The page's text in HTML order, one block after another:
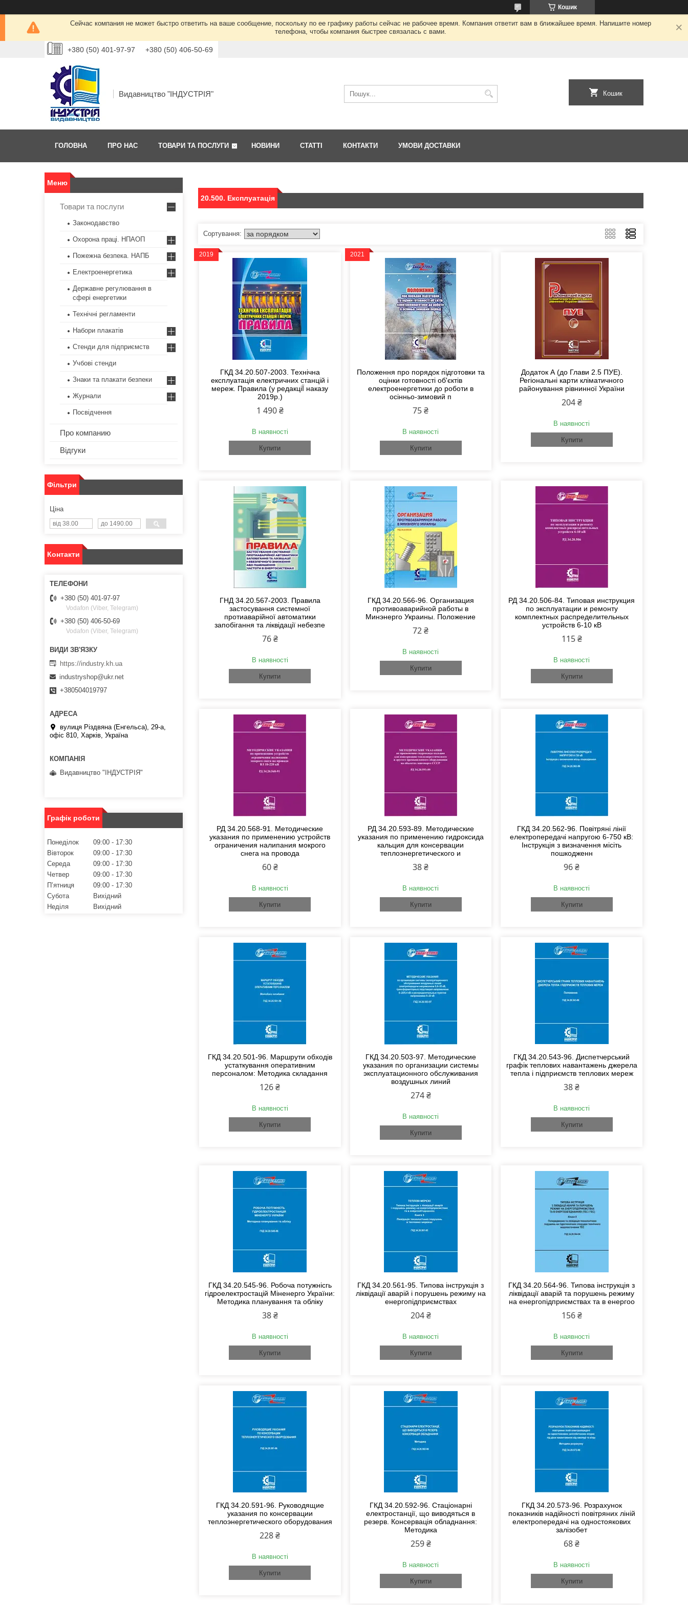
Кошик
Сейчас компания не может быстро ответить на ваше сообщение, поскольку по ее графику работы сейчас не рабочее время. Компания ответит вам в ближайшее время. Напишите номер
телефона, чтобы компания быстрее связалась с вами.
+380 (50) 401-97-97 +380 (50) 406-50-69
Видавництво "ІНДУСТРІЯ" Кошик
ГОЛОВНА ПРО НАС ТОВАРИ ТА ПОСЛУГИ НОВИНИ СТАТТІ КОНТАКТИ УМОВИ ДОСТАВКИ
20.500. Експлуатація
2019
ГКД 34.20.507-2003. Технічна
експлуатація електричних станцій і
мереж. Правила (у редакціЇ наказу
2019р.)
1 490 ₴
В наявності
Купити
2021
Положення про порядок підготовки та
оцінки готовності об'єктів
електроенергетики до роботи в
осінньо-зимовий п
75 ₴
В наявності
Купити
Додаток А (до Глави 2.5 ПУЕ).
Регіональні карти кліматичного
районування рівнинної України
204 ₴
В наявності
Купити
ГНД 34.20.567-2003. Правила
застосування системної
протиаварійної автоматики
запобігання та ліквідації небезпе
76 ₴
В наявності
Купити
ГКД 34.20.566-96. Организация
противоаварийной работы в
Минэнерго Украины. Положение
72 ₴
В наявності
Купити
РД 34.20.506-84. Типовая инструкция
по эксплуатации и ремонту
комплектных распределительных
устройств 6-10 кВ
115 ₴
В наявності
Купити
РД 34.20.568-91. Методические
указания по применению устройств
ограничения налипания мокрого
снега на провода
60 ₴
В наявності
Купити
РД 34.20.593-89. Методические
указания по применению гидроксида
кальция для консервации
теплоэнергетического и
38 ₴
В наявності
Купити
ГКД 34.20.562-96. Повітряні лінії
електропередачі напругою 6-750 кВ:
Інструкція з визначення місіть
пошкодженн
96 ₴
В наявності
Купити
ГКД 34.20.501-96. Маршрути обходів
устаткування оперативним
персоналом: Методика складання
126 ₴
В наявності
Купити
ГКД 34.20.503-97. Методические
указания по организации системы
эксплуатационного обслуживания
воздушных линий
274 ₴
В наявності
Купити
ГКД 34.20.543-96. Диспетчерський
графік теплових навантажень джерела
тепла і підприємств теплових мереж
38 ₴
В наявності
Купити
ГКД 34.20.545-96. Робоча потужнісгь
гідроелектростацій Міненерго України:
Методика планування та обліку
38 ₴
В наявності
Купити
ГКД 34.20.561-95. Типова інструкція з
ліквідації аварій і порушень режиму на
енергопідприємствах
204 ₴
В наявності
Купити
ГКД 34.20.564-96. Типова інструкція з
ліквідації аварій та порушень режиму
на енергопідприємствах та в енергоо
156 ₴
В наявності
Купити
ГКД 34.20.591-96. Руководящие
указания по консервации
теплоэнергетического оборудования
228 ₴
В наявності
Купити
ГКД 34.20.592-96. Стаціонарні
електростанції, що виводяться в
резерв. Консервація обладнання:
Методика
259 ₴
В наявності
Купити
ГКД 34.20.573-96. Розрахунок
показників надійності повітряних ліній
електропередачі на одностоякових
залізобет
68 ₴
В наявності
Купити
Товари та послуги
Законодавство
Охорона праці. НПАОП
Пожежна безпека. НАПБ
Електроенергетика
Державне регулювання в
сфері енергетики
Технічні регламенти
Набори плакатів
Стенди для підприємств
Учбові стенди
Знаки та плакати безпеки
Журнали
Посвідчення
Про компанию
Відгуки
Фільтри
Ціна
Контакти
+380 (50) 401-97-97
Vodafon (Viber, Telegram)
+380 (50) 406-50-69
Vodafon (Viber, Telegram)
https://industry.kh.ua
industryshop@ukr.net
+380504019797
вулиця Різдвяна (Енгельса), 29-а,
офіс 810, Харків, Україна
Видавництво "ІНДУСТРІЯ"
Графік роботи
Понеділок 09:00
17:30
Вівторок
09:00
17:30
Середа
09:00
17:30
Четвер
09:00
17:30
Пʼятниця
09:00
17:30
Субота
Вихідний
Неділя
Вихідний